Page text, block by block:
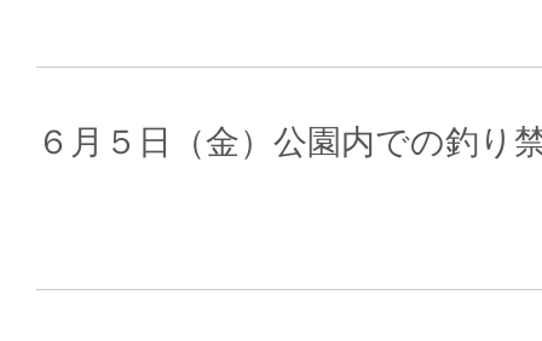
６月５日（金）公園内での釣り